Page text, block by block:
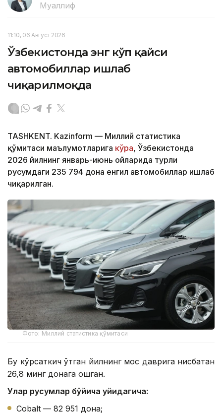
Муаллиф
11:10, 06 Август 2026
Ўзбекистонда энг кўп қайси
автомобиллар ишлаб
чиқарилмоқда
TASHKENT. Kazinform — Миллий статистика
қўмитаси маълумотларига кўра, Ўзбекистонда
2026 йилнинг январь-июнь ойларида турли
русумдаги 235 794 дона енгил автомобиллар ишлаб
чиқарилган.
Фото: Миллий статистика қўмитаси
Бу кўрсаткич ўтган йилнинг мос даврига нисбатан
26,8 минг донага ошган.
Улар русумлар бўйича қуйидагича:
Cobalt — 82 951 дона;